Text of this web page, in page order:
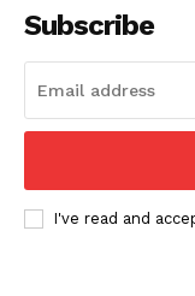
Subscribe
I've read and